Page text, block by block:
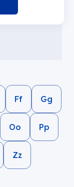
Ff Gg
Oo Pp
Zz